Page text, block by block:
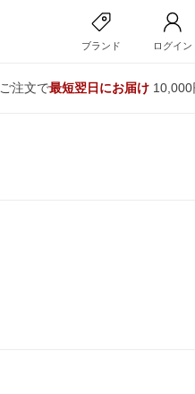
ブランド ログイン
注文で最短翌日にお届け10,000